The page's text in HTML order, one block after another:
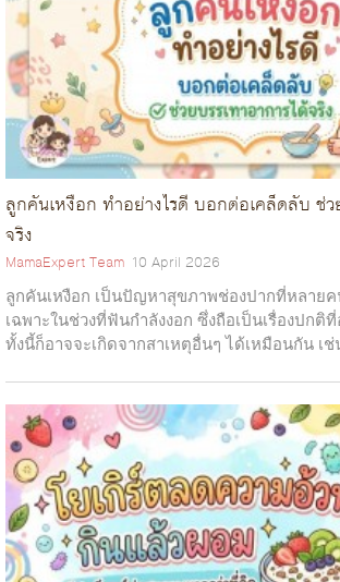
ลูกคันเหงือก ทำอย่างไรดี บอกต่อเคล็ดลับ ช่ว
จริง
MamaExpert Team 10 April 2026
ลูกคันเหงือก เป็นปัญหาสุขภาพช่องปากที่หลาย
เฉพาะในช่วงที่ฟันกำลังงอก ซึ่งถือเป็นเรื่องปกติ
ทั้งนี้ก็อาจจะเกิดจากสาเหตุอื่นๆ ได้เหมือนกัน เ